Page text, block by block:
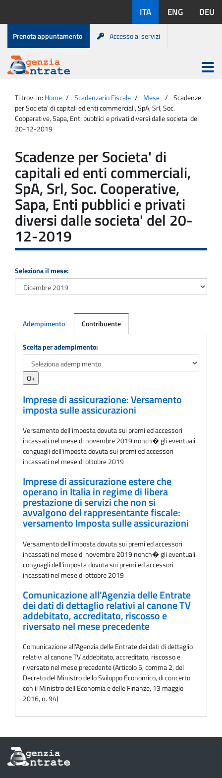
contenuto
disponibili:
ITA ENG DEU
Menu
di
servizio
Prenota appuntamento Accesso ai servizi
Agenzia
Entrate
Apri
menu
principale
Ti trovi in: Home Scadenzario Fiscale Mese
Scadenze
per Societa' di capitali ed enti commerciali, SpA, Srl, Soc.
Cooperative, Sapa, Enti pubblici e privati diversi dalle societa' del
20-12-2019
Scadenze per Societa' di
capitali ed enti commerciali,
SpA, Srl, Soc. Cooperative,
Sapa, Enti pubblici e privati
diversi dalle societa' del 20-
12-2019
Seleziona il mese:
Adempimento Contribuente
Adempimento
Scelta per adempimento:
Imprese di assicurazione: Versamento
imposta sulle assicurazioni
Versamento dell'imposta dovuta sui premi ed accessori
incassati nel mese di novembre 2019 nonch� gli eventuali
conguagli dell'imposta dovuta sui premi ed accessori
incassati nel mese di ottobre 2019
Imprese di assicurazione estere che
operano in Italia in regime di libera
prestazione di servizi che non si
avvalgono del rappresentante fiscale:
versamento Imposta sulle assicurazioni
Versamento dell'imposta dovuta sui premi ed accessori
incassati nel mese di novembre 2019 nonch� gli eventuali
conguagli dell'imposta dovuta sui premi ed accessori
incassati nel mese di ottobre 2019
Comunicazione all'Agenzia delle Entrate
dei dati di dettaglio relativi al canone TV
addebitato, accreditato, riscosso e
riversato nel mese precedente
Comunicazione all'Agenzia delle Entrate dei dati di dettaglio
relativi al canone TV addebitato, accreditato, riscosso e
riversato nel mese precedente (Articolo 5, comma 2, del
Decreto del Ministro dello Sviluppo Economico, di concerto
con il Ministro dell'Economia e delle Finanze, 13 maggio
2016, n. 94)
Informazioni
sul